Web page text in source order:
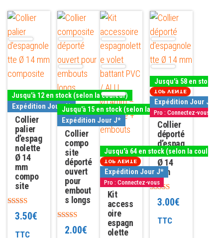
Jusqu'à 12 en stock (selon la couleur)
Expédition Jour J*
Collier
palier
d’espag
nolette
Ø 14
mm
compo
site
Note
5.00
3.50€
TTC
Ce
produit
a
plusieurs
variations.
options
peuvent
être
choisies
sur
page
du
produit
Jusqu'à 15 en stock (selon la couleur)
Expédition Jour J*
Collier
compo
site
déporté
ouvert
pour
embout
s longs
Note
5.00
2.00€
Ce
produit
a
plusieurs
variations.
Les
options
peuvent
être
choisies
sur
page
du
produit
Jusqu'à 64 en stock (selon la couleur)
TOP VENTE
Expédition Jour J*
Pro : Connectez-vous
Kit
access
oire
espagn
olette
Ce
produit
a
plusieurs
variations.
Les
options
peuvent
être
sur
page
produit
Jusqu'à 58 en stock
TOP VENTE
Expédition Jour J*
Pro : Connectez-vous
Collier
déporté
d’espag
nolette
Ø 14
mm
Note
4.86
3.00€
TTC
Ce
produit
a
plusieurs
Les
options
peuvent
être
choisies
sur
la
page
du